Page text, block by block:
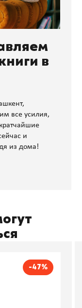
в
все усилия,
и
из дома!
-47%